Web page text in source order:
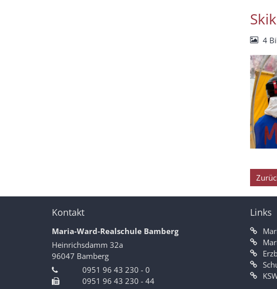
4
Kontakt
Maria-Ward-Realschule Bamberg
Heinrichsdamm 32a
96047 Bamberg
0951 96 43 230 - 0
0951 96 43 230 - 44
Links